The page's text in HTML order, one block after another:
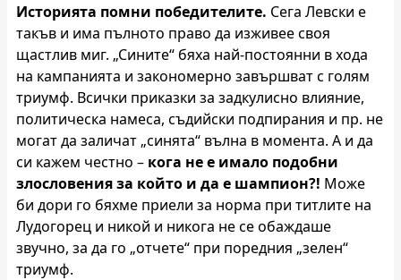
Историята помни победителите. Сега Левски е
такъв и има пълното право да изживее своя
щастлив миг. „Сините“ бяха най-постоянни в хода
на кампанията и закономерно завършват с голям
триумф. Всички приказки за задкулисно влияние,
политическа намеса, съдийски подпирания и пр. не
могат да заличат „синята“ вълна в момента. А и да
си кажем честно – кога не е имало подобни
злословения за който и да е шампион?! Може
би дори го бяхме приели за норма при титлите на
Лудогорец и никой и никога не се обаждаше
звучно, за да го „отчете“ при поредния „зелен“
триумф.